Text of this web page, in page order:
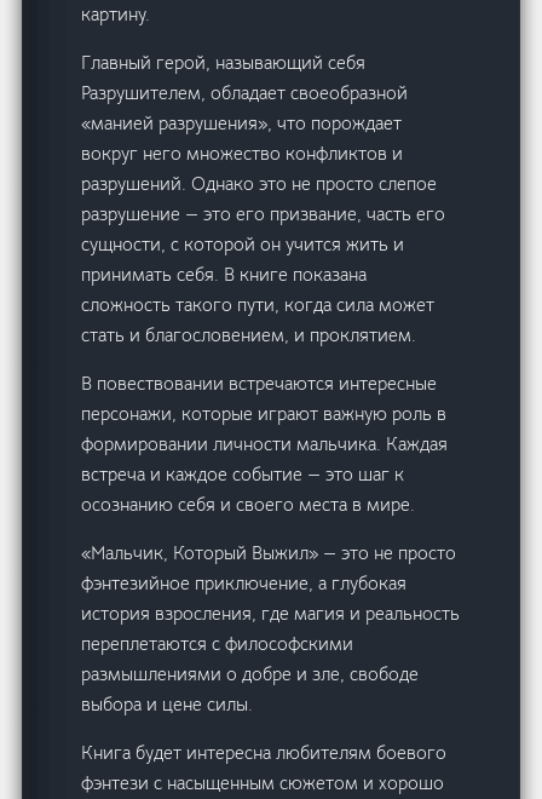
картину.
Главный герой, называющий себя
Разрушителем, обладает своеобразной
«манией разрушения», что порождает
вокруг него множество конфликтов и
разрушений. Однако это не просто слепое
разрушение — это его призвание, часть его
сущности, с которой он учится жить и
принимать себя. В книге показана
сложность такого пути, когда сила может
стать и благословением, и проклятием.
В повествовании встречаются интересные
персонажи, которые играют важную роль в
формировании личности мальчика. Каждая
встреча и каждое событие — это шаг к
осознанию себя и своего места в мире.
«Мальчик, Который Выжил» — это не просто
фэнтезийное приключение, а глубокая
история взросления, где магия и реальность
переплетаются с философскими
размышлениями о добре и зле, свободе
выбора и цене силы.
Книга будет интересна любителям боевого
фэнтези с насыщенным сюжетом и хорошо